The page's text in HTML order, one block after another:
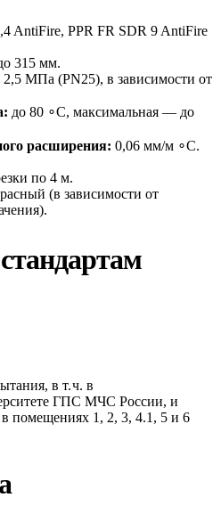
AntiFire, PPR FR SDR 9 AntiFire
315 мм.
2,5 МПа (PN25), в зависимости от
до 80 ∘C, максимальная — до
расширения: 0,06 мм/м ∘C.
по 4 м.
(в зависимости от
в т.ч. в
ГПС МЧС России, и
в помещениях 1, 2, 3, 4.1, 5 и 6